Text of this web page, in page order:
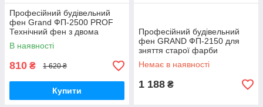
Професійний будівельний
фен Grand ФП-2500 PROF
Технічний фен з двома
режимами, Термофен (4
насадки) TOOL 23
В наявності
810 ₴ 1 620 ₴
Купити
Професійний будівельний
фен GRAND ФП-2150 для
зняття старої фарби
(Насадки)
Немає в наявності
1 188 ₴